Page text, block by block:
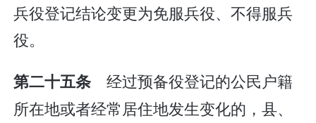
兵役登记结论变更为免服兵役、不得服兵
役。
第二十五条经过预备役登记的公民户籍
所在地或者经常居住地发生变化的，县、